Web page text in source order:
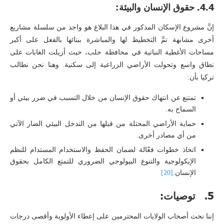
4.4. حقوق الإنسان والبيئة:
إنَّ مشروع الإسكان المذكور في هذا البلاغ هو واحد من سلسلة مشاريع
أخرى مشابهة تمَّ التخطيط لها والمباشرة ببنائها بالفعل على أكبر
مساحات الأغطية النباتية في محافظة حلب، حيث أزيلت الغابات على
نطاق واسع وتحولت الأراضي الزراعية إلى سكنية. وهنا نحن نطالب
تركيا بأن:
تمتنع عن انتهاك حقوق الإنسان من خلال التسبب في ضرر بيئي أو
السماح به.
حماية الأراضي المحتلة من قبلها من التدخل البيئي الضار الآتي
من أي مصادر أخرى.
اتخاذ خطوات فعّالة لضمان الحفظ والاستخدام المستدام للنظم
الإيكولوجية والتنوع البيولوجي الضروري للتمتع الكامل بحقوق
الإنسان. [20]
5. توصيات:
إننا نحث أصحاب الولايات المحترمين على إعطاء الأولوية وأقصى درجات